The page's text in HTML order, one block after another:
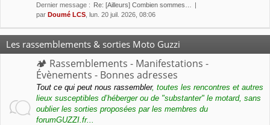
Dernier message : Re: [Ailleurs] Combien sommes…
par Doumé LCS , lun. 20 juil. 2026, 08:06
Les rassemblements & sorties Moto Guzzi
🏕 Rassemblements - Manifestations -
Évènements - Bonnes adresses
Tout ce qui peut nous rassembler, toutes les rencontres et autres
lieux susceptibles d’héberger ou de "substanter" le motard, sans
oublier les sorties proposées par les membres du
forumGUZZI.fr...